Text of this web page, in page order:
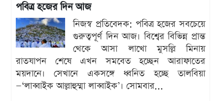
পবিত্র হজের দিন আজ
নিজস্ব প্রতিবেদক: পবিত্র হজের সবচেয়ে
গুরুত্বপূর্ণ দিন আজ। বিশ্বের বিভিন্ন প্রান্ত
থেকে আসা লাখো মুসল্লি মিনায়
রাতযাপন শেষে এখন সমবেত হচ্ছেন আরাফাতের
ময়দানে। সেখানে একসঙ্গে ধ্বনিত হচ্ছে তালবিয়া
—‘লাব্বাইক আল্লাহুম্মা লাব্বাইক’। সোমবার...